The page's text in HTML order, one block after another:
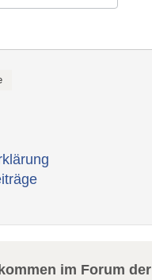
im Forum der